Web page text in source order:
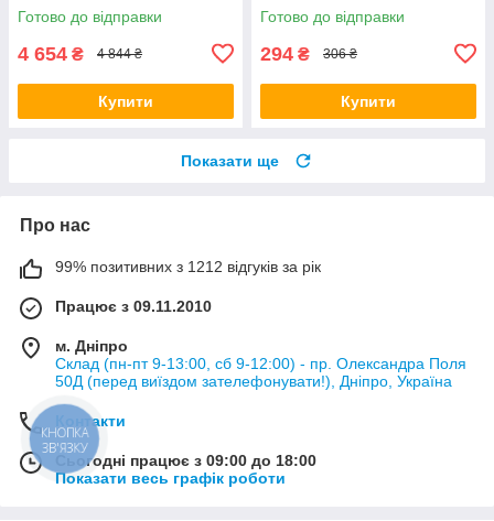
Готово до відправки
4 654 ₴ 4 844 ₴
Купити
Готово до відправки
294 ₴ 306 ₴
Купити
Показати ще
Про нас
99% позитивних з 1212 відгуків за рік
Працює з 09.11.2010
м. Дніпро
Склад (пн-пт 9-13:00, сб 9-12:00) - пр. Олександра Поля
50Д (перед виїздом зателефонувати!), Дніпро, Україна
Контакти
Сьогодні працює з 09:00 до 18:00
Показати весь графік роботи